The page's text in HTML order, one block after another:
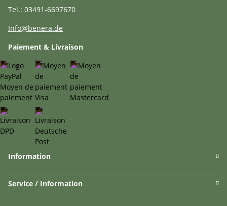
Tel.: 03491-6697670
Info@benera.de
Paiement & Livraison
Information
Service / Information